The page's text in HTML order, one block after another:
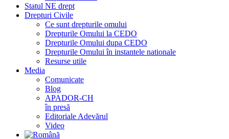
Statul NE drept
Drepturi Civile
Ce sunt drepturile omului
Drepturile Omului la CEDO
Drepturile Omului dupa CEDO
Drepturile Omului în instantele nationale
Resurse utile
Media
Comunicate
Blog
APADOR-CH
în presă
Editoriale Adevărul
Video